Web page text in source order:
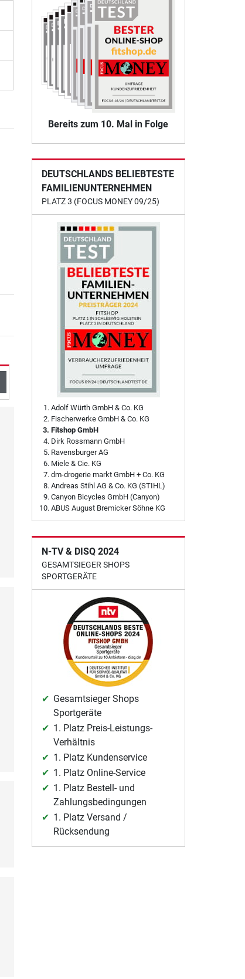
Bereits zum 10. Mal in Folge
DEUTSCHLANDS BELIEBTESTE
FAMILIENUNTERNEHMEN
PLATZ 3 (FOCUS MONEY 09/25)
Adolf Würth GmbH & Co. KG
Fischerwerke GmbH & Co. KG
Fitshop GmbH
Dirk Rossmann GmbH
Ravensburger AG
Miele & Cie. KG
dm-drogerie markt GmbH + Co. KG
Andreas Stihl AG & Co. KG (STIHL)
Canyon Bicycles GmbH (Canyon)
ABUS August Bremicker Söhne KG
N-TV & DISQ 2024
GESAMTSIEGER SHOPS
SPORTGERÄTE
Gesamtsieger Shops
Sportgeräte
1. Platz Preis-Leistungs-
Verhältnis
1. Platz Kundenservice
1. Platz Online-Service
1. Platz Bestell- und
Zahlungsbedingungen
1. Platz Versand /
Rücksendung